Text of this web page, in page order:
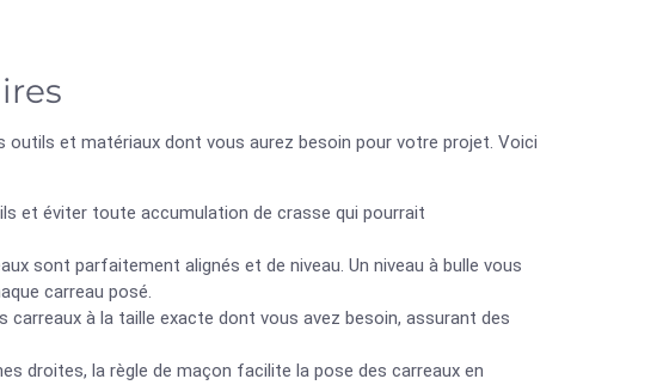
et matériaux dont vous aurez besoin pour votre projet. Voici
et éviter toute accumulation de crasse qui pourrait
sont parfaitement alignés et de niveau. Un niveau à bulle vous
carreau posé.
carreaux à la taille exacte dont vous avez besoin, assurant des
droites, la règle de maçon facilite la pose des carreaux en